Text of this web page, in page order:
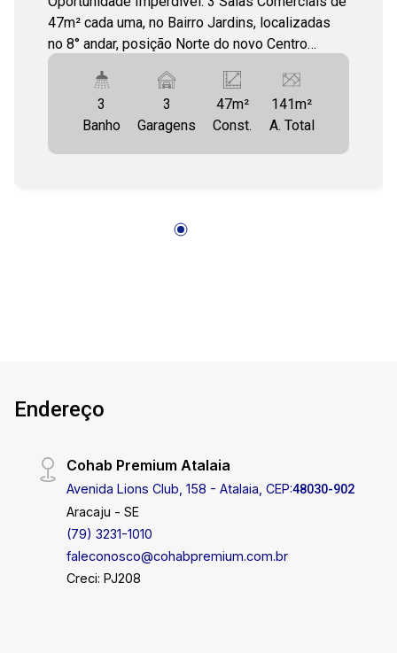
15:00
16:00
47m² cada uma, no Bairro Jardins, localizadas
no 8° andar, posição Norte do novo Centro
Médico e Empresarial Premier(no Jardim
Europa, Aracaju). As 3 salas têm um total de
141m², são contíguas e a oferta é locação
conjunta delas. Ainda têm, em conjunto, 3 vagas
de garagem e 3 WC`s. Oportunidade de locação
oferecendo um ambiente funcional para
Controle de Acesso. Trazendo mais
comodidade para você e seus cliente. Para mais
visita, clique no ícone do WhatsApp abaixo.
Nossa equipe está pronta para te ajudar! Cohab
Premium Imobiliária - PJ 208 Agende sua visita
e venha conhecer! Alugue agora mesmo. (79)
3231.3231 WhatsApp 24h: (79) 99809-2358
3
Banho
3
Garagens
47m²
Const.
141m²
A. Total
Endereço
Cohab Premium Atalaia
Avenida Lions Club, 158 - Atalaia, CEP:48030-902
Aracaju - SE
(79) 3231-1010
faleconosco@cohabpremium.com.br
Creci: PJ208